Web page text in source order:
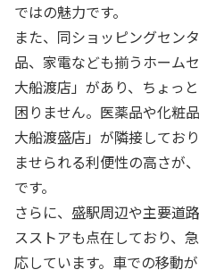
ではの魅力です。
また、同ショッピングセン
品、家電なども揃うホーム
大船渡店」があり、ちょっ
困りません。医薬品や化粧
大船渡盛店」が隣接してお
ませられる利便性の高さが
です。
さらに、盛駅周辺や主要道
スストアも点在しており、
応しています。車での移動